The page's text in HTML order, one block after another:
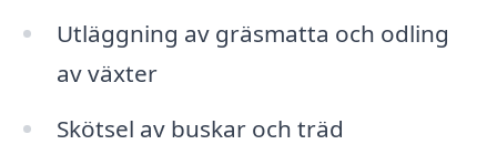
Utläggning av gräsmatta och odling
av växter
Skötsel av buskar och träd